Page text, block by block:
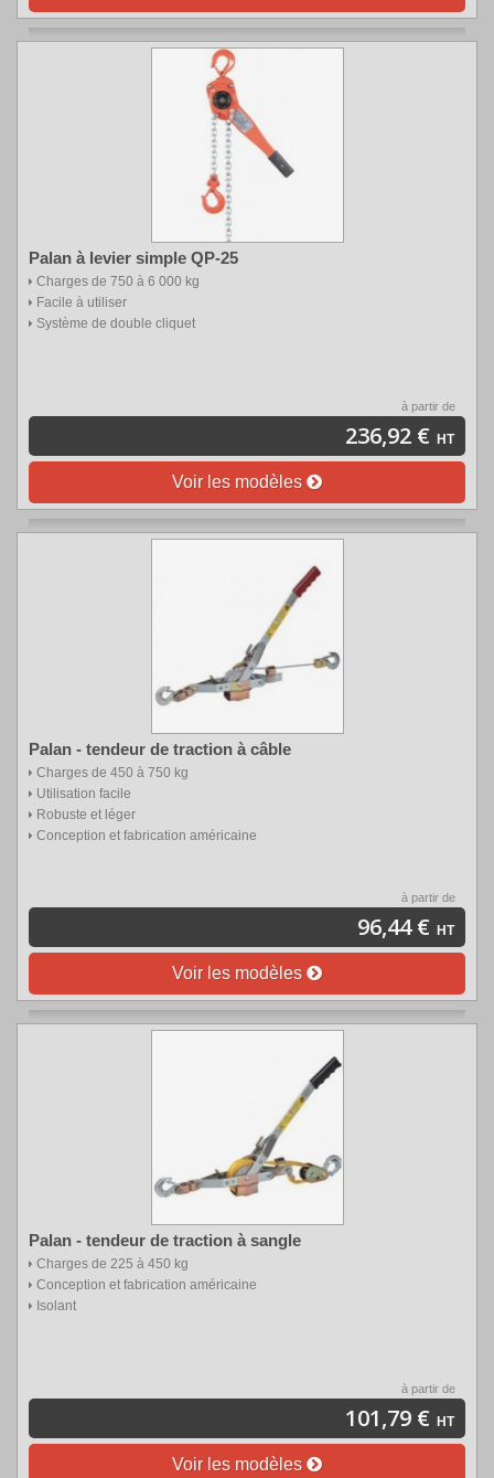
Palan à levier simple QP-25
Charges de 750 à 6 000 kg
Facile à utiliser
Système de double cliquet
à partir de
236,92 € HT
Voir les modèles
Palan - tendeur de traction à câble
Charges de 450 à 750 kg
Utilisation facile
Robuste et léger
Conception et fabrication américaine
à partir de
96,44 € HT
Voir les modèles
Palan - tendeur de traction à sangle
Charges de 225 à 450 kg
Conception et fabrication américaine
Isolant
à partir de
101,79 € HT
Voir les modèles